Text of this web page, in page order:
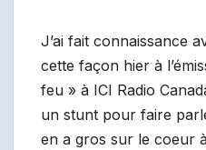
J’ai fait connaissance
cette façon hier à
feu » à ICI Radio
un stunt pour faire
en a gros sur le coeur